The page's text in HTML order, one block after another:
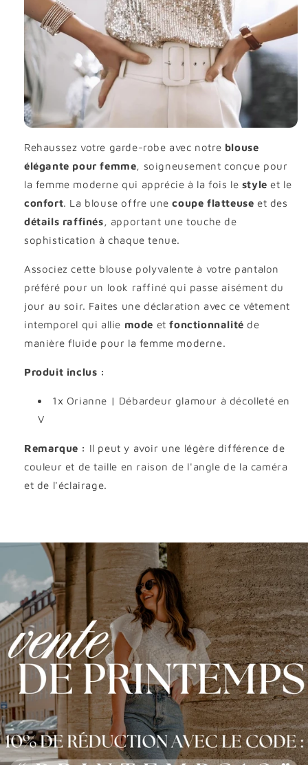
Rehaussez votre garde-robe avec notre blouse
élégante pour femme, soigneusement conçue pour
la femme moderne qui apprécie à la fois le style et le
confort. La blouse offre unecoupe flatteuse et des
détails raffinés, apportant une touche de
sophistication à chaque tenue.
Associez cette blouse polyvalente à votre pantalon
préféré pour un look raffiné qui passe aisément du
jour au soir. Faites une déclaration avec ce vêtement
intemporel qui allie mode etfonctionnalité de
manière fluide pour la femme moderne.
Produit inclus :
1x Orianne | Débardeur glamour à décolleté en
V
Remarque : Il peut y avoir une légère différence de
couleur et de taille en raison de l'angle de la caméra
et de l'éclairage.